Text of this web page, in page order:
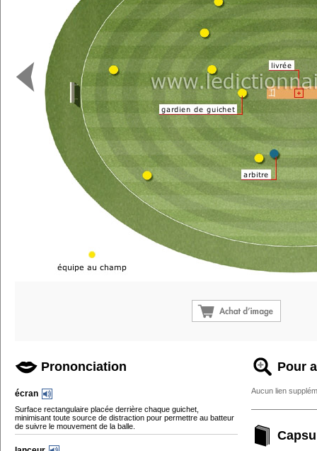
Prononciation
écran
Surface rectangulaire placée derrière chaque guichet,
minimisant toute source de distraction pour permettre au batteur
de suivre le mouvement de la balle.
Pour
Aucun lien